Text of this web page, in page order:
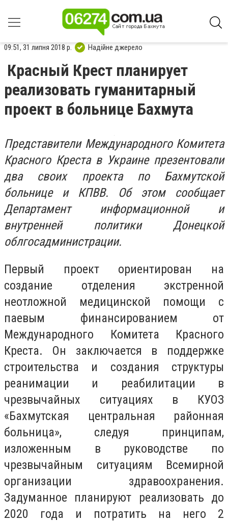
09:51, 31 липня 2018 р. Надійне джерело
Красный Крест планирует
реализовать гуманитарный
проект в больнице Бахмута
Представители Международного Комитета
Красного Креста в Украине презентовали
два своих проекта по Бахмутской
больнице и КПВВ. Об этом сообщает
Департамент информационной и
внутренней политики Донецкой
облгосадминистрации.
Первый проект ориентирован на
создание отделения экстренной
неотложной медицинской помощи с
паевым финансированием от
Международного Комитета Красного
Креста. Он заключается в поддержке
строительства и создания структуры
реанимации и реабилитации в
чрезвычайных ситуациях в КУОЗ
«Бахмутская центральная районная
больница», следуя принципам,
изложенным в руководстве по
чрезвычайным ситуациям Всемирной
организации здравоохранения.
Задуманное планируют реализовать до
2020 года и потратить на него 2